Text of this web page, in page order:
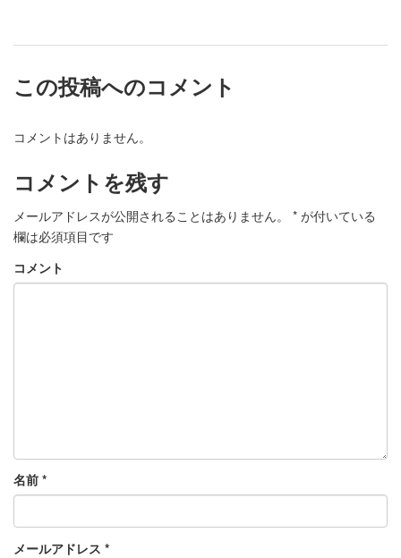
この投稿へのコメント
コメントはありません。
コメントを残す
メールアドレスが公開されることはありません。 * が付いている
欄は必須項目です
コメント
名前 *
メールアドレス *